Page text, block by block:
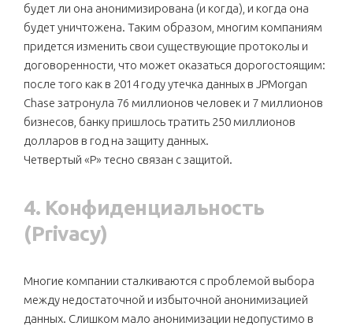
будет ли она анонимизирована (и когда), и когда она
будет уничтожена. Таким образом, многим компаниям
придется изменить свои существующие протоколы и
договоренности, что может оказаться дорогостоящим:
после того как в 2014 году утечка данных в JPMorgan
Chase затронула 76 миллионов человек и 7 миллионов
бизнесов, банку пришлось тратить 250 миллионов
долларов в год на защиту данных.
Четвертый «P» тесно связан с защитой.
4. Конфиденциальность
(Privacy)
Многие компании сталкиваются с проблемой выбора
между недостаточной и избыточной анонимизацией
данных. Слишком мало анонимизации недопустимо в